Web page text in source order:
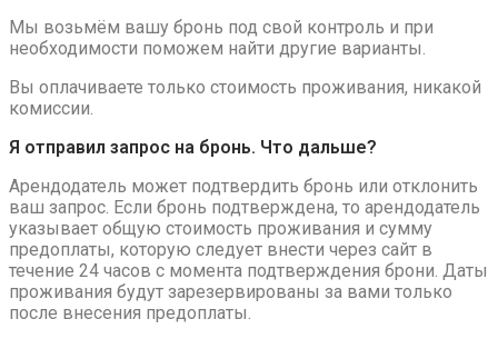
Мы возьмём вашу бронь под свой контроль и при
необходимости поможем найти другие варианты.
Вы оплачиваете только стоимость проживания, никакой
комиссии.
Я отправил запрос на бронь. Что дальше?
Арендодатель может подтвердить бронь или отклонить
ваш запрос. Если бронь подтверждена, то арендодатель
указывает общую стоимость проживания и сумму
предоплаты, которую следует внести через сайт в
течение 24 часов с момента подтверждения брони. Даты
проживания будут зарезервированы за вами только
после внесения предоплаты.